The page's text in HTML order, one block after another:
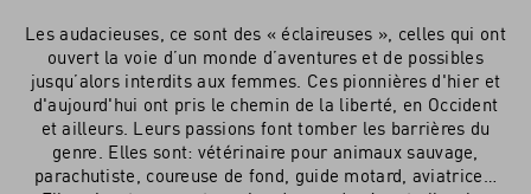
Les audacieuses, ce sont des « éclaireuses », celles qui ont
ouvert la voie d’un monde d’aventures et de possibles
jusqu’alors interdits aux femmes. Ces pionnières d'hier et
d'aujourd'hui ont pris le chemin de la liberté, en Occident
et ailleurs. Leurs passions font tomber les barrières du
genre. Elles sont: vétérinaire pour animaux sauvage,
parachutiste, coureuse de fond, guide motard, aviatrice…